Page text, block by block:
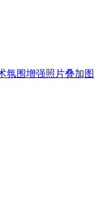
氛围增强照片叠加图